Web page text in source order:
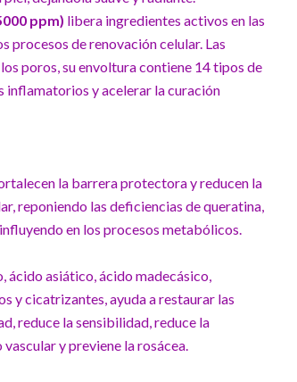
ppm) libera ingredientes activos en las
procesos de renovación celular. Las
poros, su envoltura contiene 14 tipos de
inflamatorios y acelerar la curación
la barrera protectora y reducen la
reponiendo las deficiencias de queratina,
en los procesos metabólicos.
ácido asiático, ácido madecásico,
y cicatrizantes, ayuda a restaurar las
reduce la sensibilidad, reduce la
y previene la rosácea.